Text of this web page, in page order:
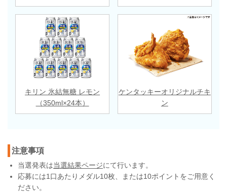
キリン 氷結無糖 レモン
（350ml×24本）
ケンタッキーオリジナルチキ
ン
注意事項
当選発表は当選結果ページにて行います。
応募には1口あたりメダル10枚、または10ポイントをご用意く
ださい。